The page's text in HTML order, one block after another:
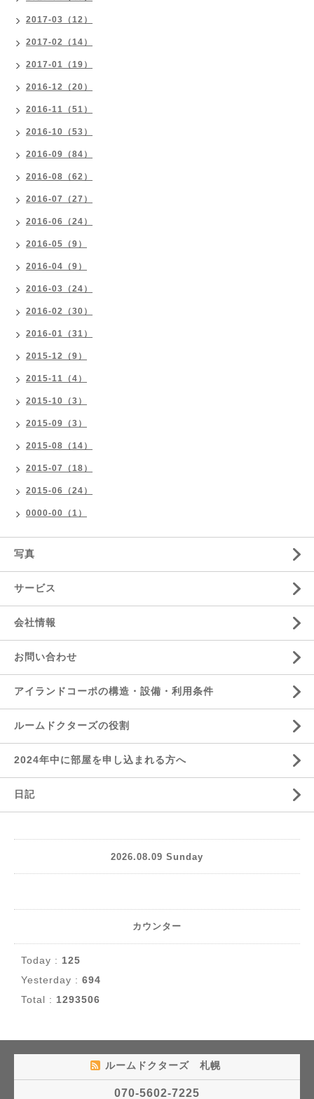
2017-03（12）
2017-02（14）
2017-01（19）
2016-12（20）
2016-11（51）
2016-10（53）
2016-09（84）
2016-08（62）
2016-07（27）
2016-06（24）
2016-05（9）
2016-04（9）
2016-03（24）
2016-02（30）
2016-01（31）
2015-12（9）
2015-11（4）
2015-10（3）
2015-09（3）
2015-08（14）
2015-07（18）
2015-06（24）
0000-00（1）
写真
サービス
会社情報
お問い合わせ
アイランドコーポの構造・設備・利用条件
ルームドクターズの役割
2024年中に部屋を申し込まれる方へ
日記
2026.08.09 Sunday
カウンター
Today : 125
Yesterday : 694
Total : 1293506
ルームドクターズ 札幌
070-5602-7225